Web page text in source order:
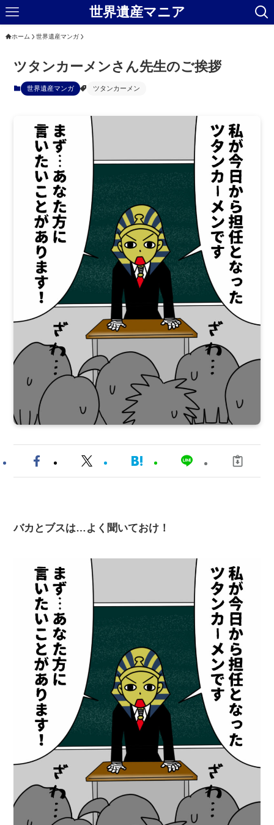
世界遺産マニア
ホーム 世界遺産マンガ
ツタンカーメンさん先生のご挨拶
世界遺産マンガ ツタンカーメン
バカとブスは…よく聞いておけ！